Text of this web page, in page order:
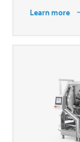
Learn more